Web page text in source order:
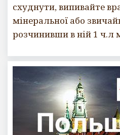
схуднути, випивайте
мінеральної або
розчинивши в ній 1 ч.л